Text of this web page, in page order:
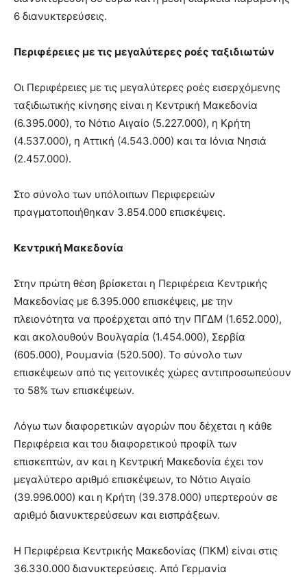
6 διανυκτερεύσεις.
Περιφέρειες με τις μεγαλύτερες ροές ταξιδιωτών
Οι Περιφέρειες με τις μεγαλύτερες ροές εισερχόμενης
ταξιδιωτικής κίνησης είναι η Κεντρική Μακεδονία
(6.395.000), το Νότιο Αιγαίο (5.227.000), η Κρήτη
(4.537.000), η Αττική (4.543.000) και τα Ιόνια Νησιά
(2.457.000).
Στο σύνολο των υπόλοιπων Περιφερειών
πραγματοποιήθηκαν 3.854.000 επισκέψεις.
Κεντρική Μακεδονία
Στην πρώτη θέση βρίσκεται η Περιφέρεια Κεντρικής
Μακεδονίας με 6.395.000 επισκέψεις, με την
πλειονότητα να προέρχεται από την ΠΓΔΜ (1.652.000),
και ακολουθούν Βουλγαρία (1.454.000), Σερβία
(605.000), Ρουμανία (520.500). Το σύνολο των
επισκέψεων από τις γειτονικές χώρες αντιπροσωπεύουν
το 58% των επισκέψεων.
Λόγω των διαφορετικών αγορών που δέχεται η κάθε
Περιφέρεια και του διαφορετικού προφίλ των
επισκεπτών, αν και η Κεντρική Μακεδονία έχει τον
μεγαλύτερο αριθμό επισκέψεων, το Νότιο Αιγαίο
(39.996.000) και η Κρήτη (39.378.000) υπερτερούν σε
αριθμό διανυκτερεύσεων και εισπράξεων.
Η Περιφέρεια Κεντρικής Μακεδονίας (ΠΚΜ) είναι στις
36.330.000 διανυκτερεύσεις. Από Γερμανία